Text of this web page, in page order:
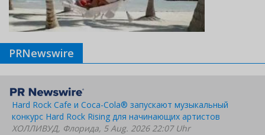
PRNewswire
Hard Rock Cafe и Coca-Cola® запускают музыкальный
конкурс Hard Rock Rising для начинающих артистов
ХОЛЛИВУД, Флорида, 5 Aug. 2026 22:07 Uhr